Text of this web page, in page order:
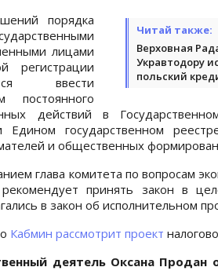
Читай также:
Верховная
Укравтодору
польский
порядка
лицами
регистрации
ввести
постоянного
действий в
государственном
и общественных
глава комитета по вопросам
принять закон в
в закон об исполнительном
Кабмин рассмотрит проект
деятель Оксана Продан